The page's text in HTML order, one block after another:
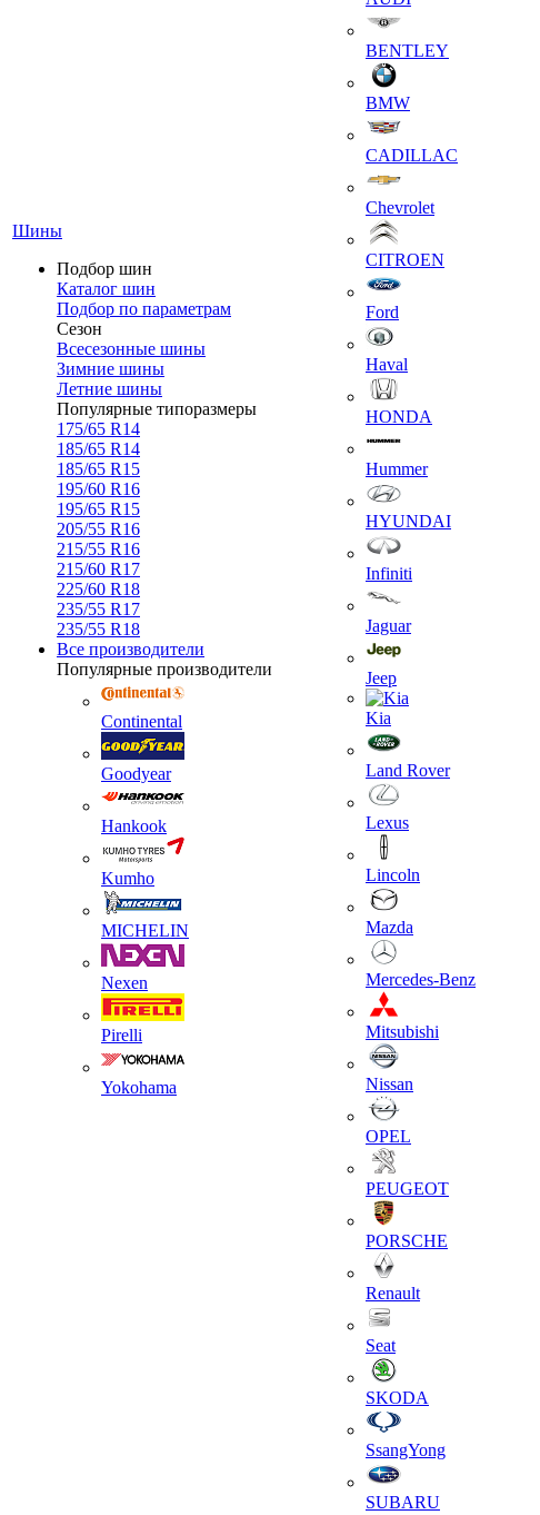
Шины
Подбор шин
Каталог шин
Подбор по параметрам
Сезон
Всесезонные шины
Зимние шины
Летние шины
Популярные типоразмеры
175/65 R14
185/65 R14
185/65 R15
195/60 R16
195/65 R15
205/55 R16
215/55 R16
215/60 R17
225/60 R18
235/55 R17
235/55 R18
Все производители
Популярные производители
Continental
Goodyear
Hankook
Kumho
MICHELIN
Nexen
Pirelli
Yokohama
BENTLEY
BMW
CADILLAC
Chevrolet
CITROEN
Ford
Haval
HONDA
Hummer
HYUNDAI
Infiniti
Jaguar
Jeep
Kia
Land Rover
Lexus
Lincoln
Mazda
Mercedes-Benz
Mitsubishi
Nissan
OPEL
PEUGEOT
PORSCHE
Renault
Seat
SKODA
SsangYong
SUBARU